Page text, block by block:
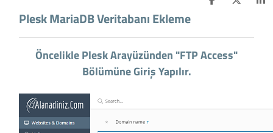
Plesk MariaDB Veritabanı Ekleme
Öncelikle Plesk Arayüzünden "FTP Access"
Bölümüne Giriş Yapılır.